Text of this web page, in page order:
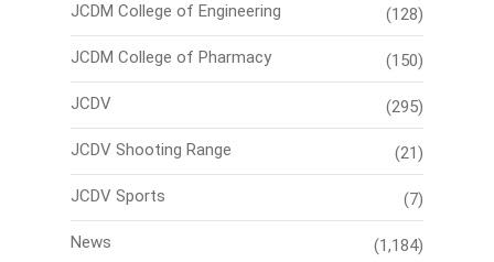
JCDM College of Engineering (128)
JCDM College of Pharmacy (150)
JCDV (295)
JCDV Shooting Range (21)
JCDV Sports (7)
News (1,184)